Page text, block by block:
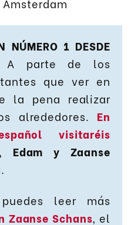
NÚMERO 1 DESDE
parte de los
que ver en
la pena realizar
alrededores. En
visitaréis
Edam y Zaanse
.
leer más
Zaanse Schans, el